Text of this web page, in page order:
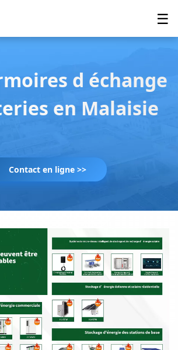
☰
d échange
en Malaisie
Contact en ligne >>